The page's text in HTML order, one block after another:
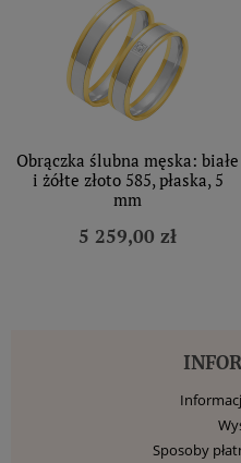
Obrączka ślubna męska: białe
i żółte złoto 585, płaska, 5
mm
5 259,00 zł
Sposoby